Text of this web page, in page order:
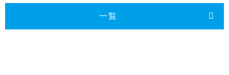
2024年8月
一覧